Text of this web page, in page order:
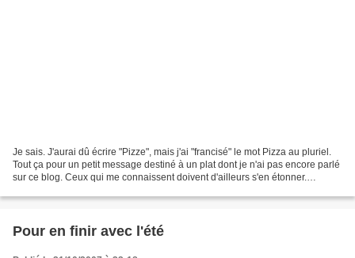
Je sais. J'aurai dû écrire "Pizze", mais j'ai "francisé" le mot Pizza au pluriel.
Tout ça pour un petit message destiné à un plat dont je n'ai pas encore parlé
sur ce blog. Ceux qui me connaissent doivent d'ailleurs s'en étonner.
Pour en finir avec l'été